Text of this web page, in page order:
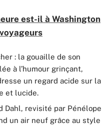
est-il à Washington
: la gouaille de son
à l’humour grinçant,
un regard acide sur la
et lucide.
Dahl, revisité par Pénélope
un air neuf grâce au style